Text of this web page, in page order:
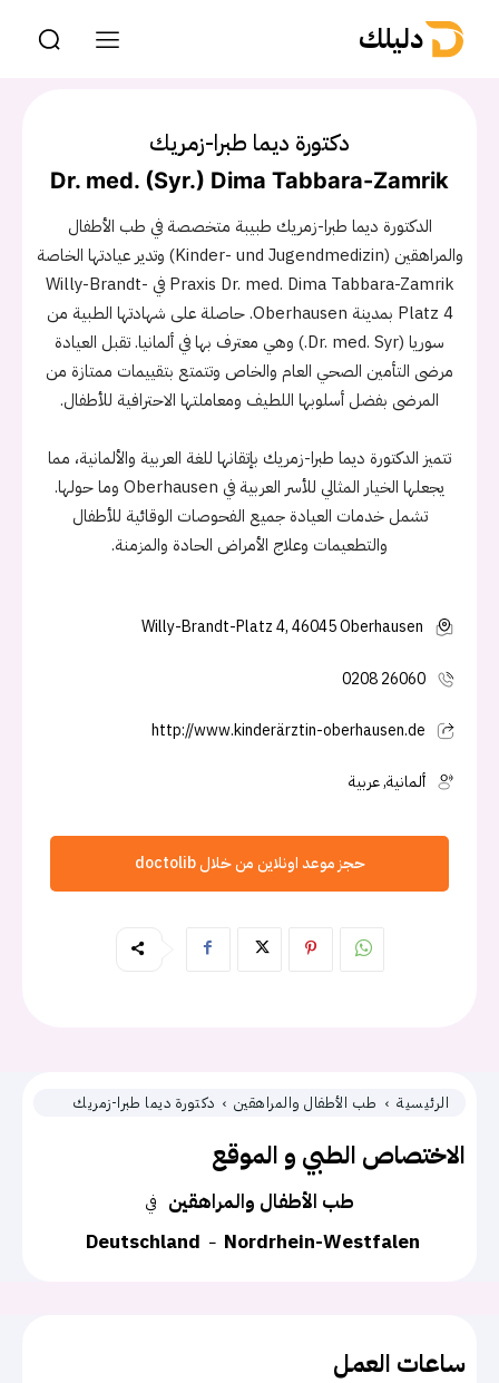
دليلك
الرئيسية طب الأطفال والمراهقين دكتورة ديما طبرا-زمريك
الاختصاص الطبي و الموقع
في طب الأطفال والمراهقين
Deutschland
Nordrhein-Westfalen
ساعات العمل
دكتورة ديما طبرا-زمريك
Dr. med. (Syr.) Dima Tabbara-Zamrik
الدكتورة ديما طبرا-زمريك طبيبة متخصصة في طب الأطفال
والمراهقين (Kinder- und Jugendmedizin) وتدير عيادتها الخاصة
Praxis Dr. med. Dima Tabbara-Zamrik في Willy-Brandt-
Platz 4 بمدينة Oberhausen. حاصلة على شهادتها الطبية من
سوريا (Dr. med. Syr.) وهي معترف بها في ألمانيا. تقبل العيادة
مرضى التأمين الصحي العام والخاص وتتمتع بتقييمات ممتازة من
المرضى بفضل أسلوبها اللطيف ومعاملتها الاحترافية للأطفال.
تتميز الدكتورة ديما طبرا-زمريك بإتقانها للغة العربية والألمانية، مما
يجعلها الخيار المثالي للأسر العربية في Oberhausen وما حولها.
تشمل خدمات العيادة جميع الفحوصات الوقائية للأطفال
والتطعيمات وعلاج الأمراض الحادة والمزمنة.
Willy-Brandt-Platz 4, 46045 Oberhausen
0208 26060
http://www.kinderärztin-oberhausen.de
ألمانية, عربية
حجز موعد اونلاين من خلال doctolib